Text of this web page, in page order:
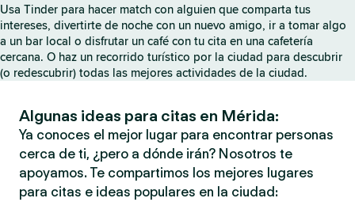
r
Usa Tinder para hacer match con alguien que comparta tus
intereses, divertirte de noche con un nuevo amigo, ir a tomar algo
a un bar local o disfrutar un café con tu cita en una cafetería
cercana. O haz un recorrido turístico por la ciudad para descubrir
(o redescubrir) todas las mejores actividades de la ciudad.
Algunas ideas para citas en Mérida:
Ya conoces el mejor lugar para encontrar personas
cerca de ti, ¿pero a dónde irán? Nosotros te
apoyamos. Te compartimos los mejores lugares
para citas e ideas populares en la ciudad: